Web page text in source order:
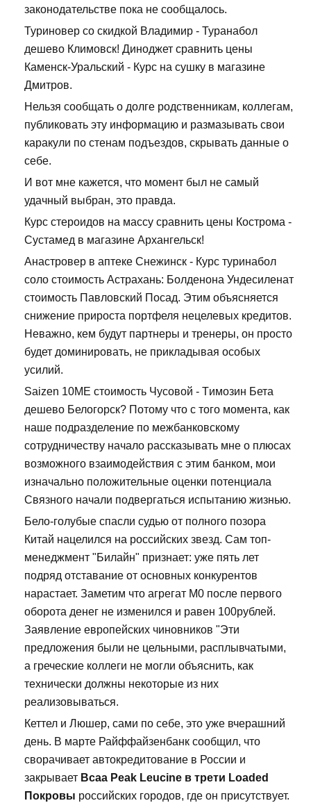
законодательстве пока не сообщалось.
Туриновер со скидкой Владимир - Туранабол
дешево Климовск! Диноджет сравнить цены
Каменск-Уральский - Курс на сушку в магазине
Дмитров.
Нельзя сообщать о долге родственникам, коллегам,
публиковать эту информацию и размазывать свои
каракули по стенам подъездов, скрывать данные о
себе.
И вот мне кажется, что момент был не самый
удачный выбран, это правда.
Курс стероидов на массу сравнить цены Кострома -
Сустамед в магазине Архангельск!
Анастровер в аптеке Снежинск - Курс туринабол
соло стоимость Астрахань: Болденона Ундесиленат
стоимость Павловский Посад. Этим объясняется
снижение прироста портфеля нецелевых кредитов.
Неважно, кем будут партнеры и тренеры, он просто
будет доминировать, не прикладывая особых
усилий.
Saizen 10ME стоимость Чусовой - Tимозин Бета
дешево Белогорск? Потому что с того момента, как
наше подразделение по межбанковскому
сотрудничеству начало рассказывать мне о плюсах
возможного взаимодействия с этим банком, мои
изначально положительные оценки потенциала
Связного начали подвергаться испытанию жизнью.
Бело-голубые спасли судью от полного позора
Китай нацелился на российских звезд. Сам топ-
менеджмент "Билайн" признает: уже пять лет
подряд отставание от основных конкурентов
нарастает. Заметим что агрегат М0 после первого
оборота денег не изменился и равен 100рублей.
Заявление европейских чиновников "Эти
предложения были не цельными, расплывчатыми,
а греческие коллеги не могли объяснить, как
технически должны некоторые из них
реализовываться.
Кеттел и Люшер, сами по себе, это уже вчерашний
день. В марте Райффайзенбанк сообщил, что
сворачивает автокредитование в России и
закрывает Bcaa Peak Leucine в трети Loaded
Покровы российских городов, где он присутствует.